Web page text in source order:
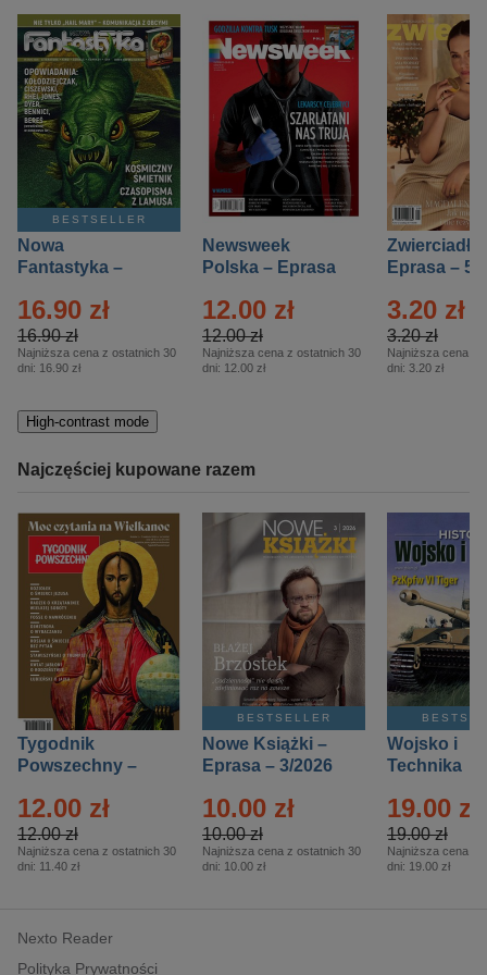
BESTSELLER
Nowa
Fantastyka –
16.90 zł
16.90 zł
Najniższa cena z ostatnich 30
dni: 16.90 zł
Newsweek
Polska – Eprasa
12.00 zł
12.00 zł
Najniższa cena z ostatnich 30
dni: 12.00 zł
Zwierciadło
Eprasa – 5/
3.20 zł
3.20 zł
Najniższa cena z
dni: 3.20 zł
High-contrast mode
Najczęściej kupowane razem
Tygodnik
Powszechny –
12.00 zł
12.00 zł
Najniższa cena z ostatnich 30
dni: 11.40 zł
BESTSELLER
Nowe Książki –
Eprasa – 3/2026
10.00 zł
10.00 zł
Najniższa cena z ostatnich 30
dni: 10.00 zł
Wojsko i
Technika
– 2/2026
19.00 zł
19.00 zł
Najniższa cena z
dni: 19.00 zł
Nexto Reader
Polityka Prywatności